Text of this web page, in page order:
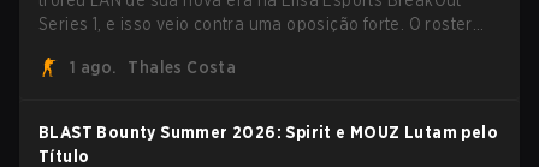
Series 1, e isso veio contra uma oposição forte. O roster
campanha com cinco vitórias seguidas e uma varrida
1 ago. Thales Costa
BLAST Bounty Summer 2026: Spirit e MOUZ Lutam pelo
Título